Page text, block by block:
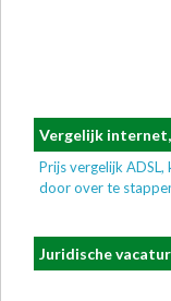
Vergelijk
Prijs vergelijk ADSL,
door over te
Juridische